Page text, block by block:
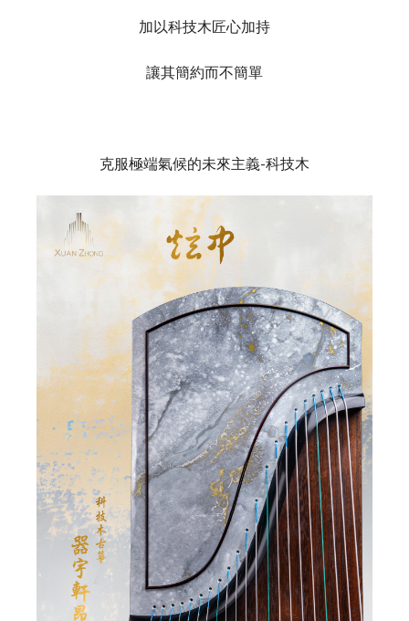
加以科技木匠心加持
讓其簡約而不簡單
克服極端氣候的未來主義-科技木